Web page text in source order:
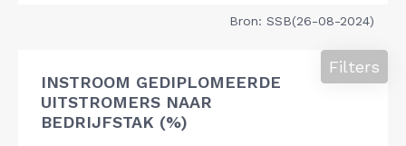
Bron: SSB(26-08-2024)
INSTROOM GEDIPLOMEERDE
UITSTROMERS NAAR
BEDRIJFSTAK (%)
Filters